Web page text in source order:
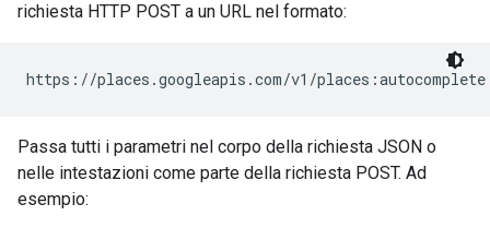
richiesta HTTP POST a un URL nel formato:
Passa tutti i parametri nel corpo della richiesta JSON o
nelle intestazioni come parte della richiesta POST. Ad
esempio: